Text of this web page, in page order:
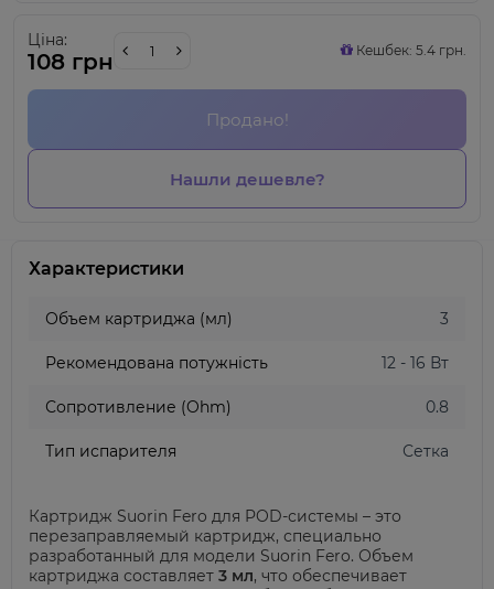
Ціна:
108 грн Кешбек: 5.4 грн.
Продано!
Нашли дешевле?
Характеристики
Объем картриджа (мл) 3
Рекомендована потужність 12 - 16 Вт
Сопротивление (Ohm) 0.8
Тип испарителя Сетка
Картридж Suorin Fero для POD-системы – это
перезаправляемый картридж, специально
разработанный для модели Suorin Fero. Объем
картриджа составляет 3 мл, что обеспечивает